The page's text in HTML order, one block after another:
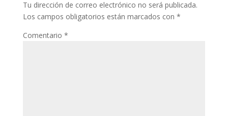
Tu dirección de correo electrónico no será publicada.
Los campos obligatorios están marcados con *
Comentario *